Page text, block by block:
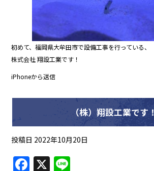
k
初めて、福岡県大牟田市で設備工事を行っている、
株式会社 翔設工業です！
iPhoneから送信
（株）翔設工業です！
投稿日 2022年10月20日
F X